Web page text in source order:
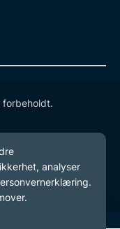
forbeholdt.